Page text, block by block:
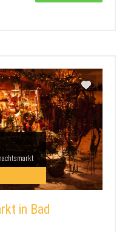
in Bad